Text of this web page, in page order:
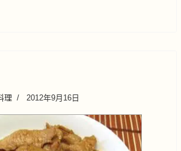
理 2012年9月16日